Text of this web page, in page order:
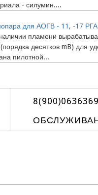
- силумин....
для АОГВ - 11, -17
пламени
десятков mB) для
пилотной...
8(900)0636369